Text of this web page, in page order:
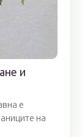
и
е
на